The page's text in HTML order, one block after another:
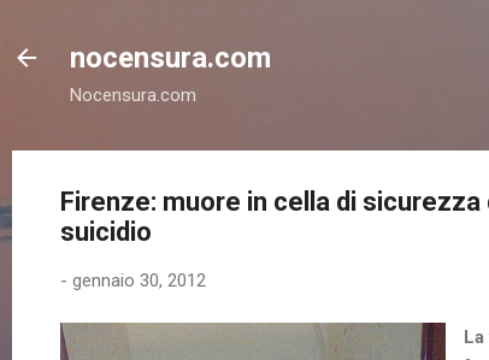
nocensura.com
Nocensura.com
Firenze: muore in cella di
suicidio
- gennaio 30, 2012